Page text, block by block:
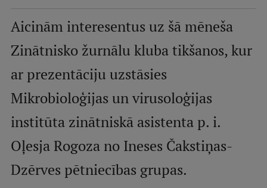
Mobile
galvenā
izvēlne
Studiju iespējas
Pamatstudiju programmas
Maģistra studiju programmas
Doktorantūra
Rezidentūra
Uzņemšana
Aicinām interesentus uz šā mēneša
Zinātnisko žurnālu kluba tikšanos, kur
ar prezentāciju uzstāsies
Mikrobioloģijas un virusoloģijas
institūta zinātniskā asistenta p. i.
Oļesja Rogoza no Ineses Čakstiņas-
Dzērves pētniecības grupas.